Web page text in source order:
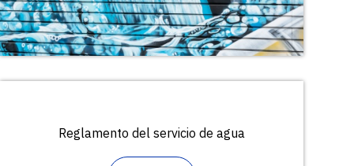
Reglamento del servicio de agua